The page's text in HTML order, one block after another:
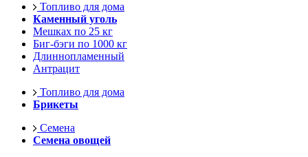
Топливо для дома
Каменный уголь
Мешках по 25 кг
Биг-бэги по 1000 кг
Длиннопламенный
Антрацит
Топливо для дома
Брикеты
Семена
Семена овощей